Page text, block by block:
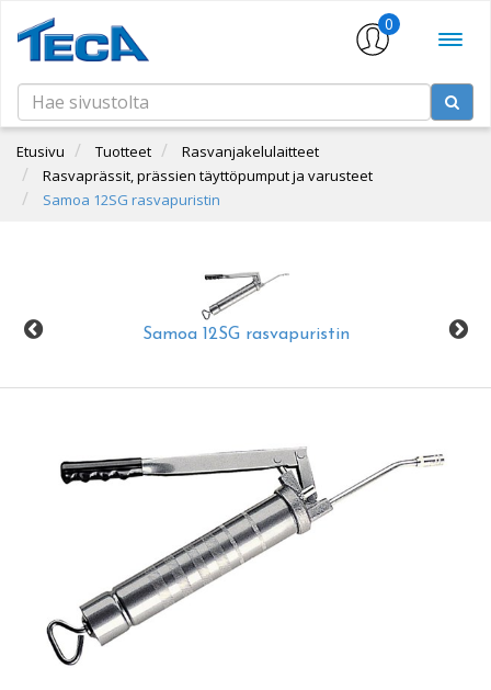
0
Etusivu Tuotteet
Rasvanjakelulaitteet
Rasvaprässit, prässien täyttöpumput ja varusteet
Samoa 12SG rasvapuristin
Samoa 12SG rasvapuristin